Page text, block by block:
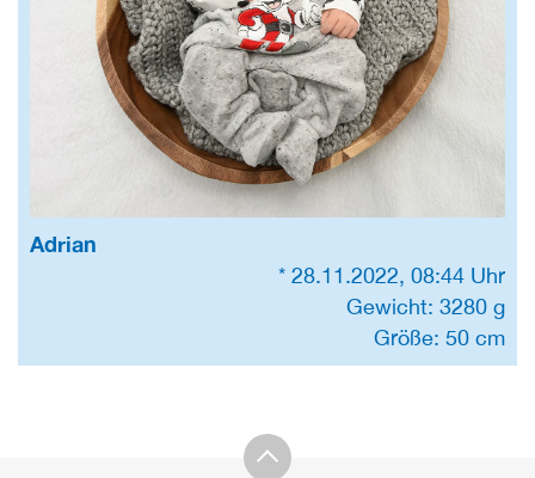
Adrian
* 28.11.2022, 08:44 Uhr
Gewicht: 3280 g
Größe: 50 cm